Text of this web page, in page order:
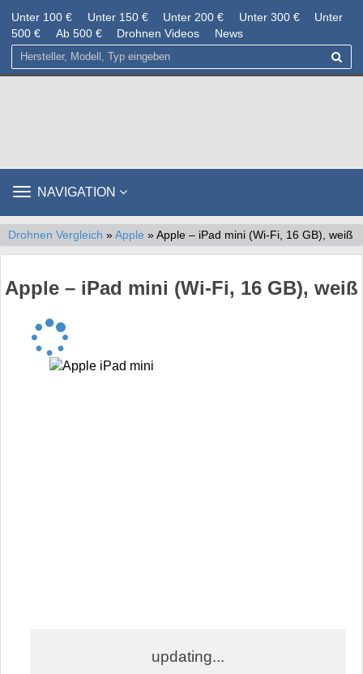
Unter 100 € Unter 150 € Unter 200 € Unter 300 €
Unter
500 €
Ab 500 € Drohnen Videos News
TOGGLE
NAVIGATION
Drohnen Vergleich » Apple » Apple – iPad mini (Wi-Fi, 16 GB), weiß
Apple – iPad mini (Wi-Fi, 16 GB), weiß
updating...